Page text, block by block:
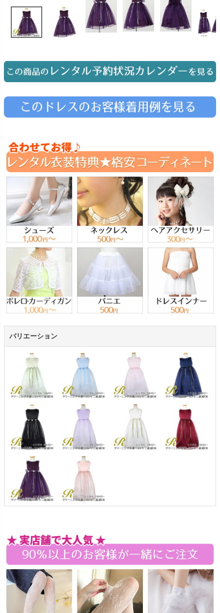
Photography
Angel's Photo Studio
予約 Web または お電話
特典 ヘアメイク・着付け
バリエーション